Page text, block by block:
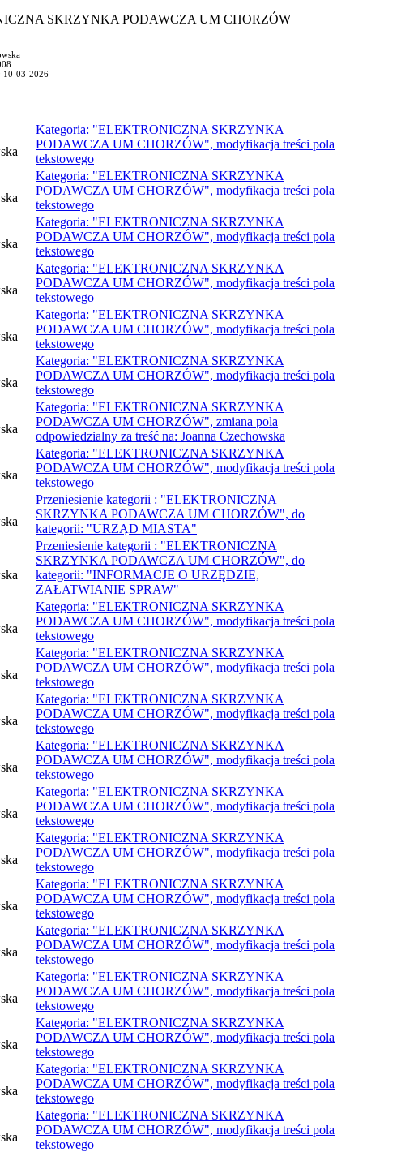
SKRZYNKA PODAWCZA UM CHORZÓW
10-03-2026
Kategoria: "ELEKTRONICZNA SKRZYNKA
PODAWCZA UM CHORZÓW", modyfikacja treści pola
tekstowego
Kategoria: "ELEKTRONICZNA SKRZYNKA
PODAWCZA UM CHORZÓW", modyfikacja treści pola
tekstowego
Kategoria: "ELEKTRONICZNA SKRZYNKA
PODAWCZA UM CHORZÓW", modyfikacja treści pola
tekstowego
Kategoria: "ELEKTRONICZNA SKRZYNKA
PODAWCZA UM CHORZÓW", modyfikacja treści pola
tekstowego
Kategoria: "ELEKTRONICZNA SKRZYNKA
PODAWCZA UM CHORZÓW", modyfikacja treści pola
tekstowego
Kategoria: "ELEKTRONICZNA SKRZYNKA
PODAWCZA UM CHORZÓW", modyfikacja treści pola
tekstowego
Kategoria: "ELEKTRONICZNA SKRZYNKA
PODAWCZA UM CHORZÓW", zmiana pola
odpowiedzialny za treść na: Joanna Czechowska
Kategoria: "ELEKTRONICZNA SKRZYNKA
PODAWCZA UM CHORZÓW", modyfikacja treści pola
tekstowego
Przeniesienie kategorii : "ELEKTRONICZNA
SKRZYNKA PODAWCZA UM CHORZÓW", do
kategorii: "URZĄD MIASTA"
Przeniesienie kategorii : "ELEKTRONICZNA
SKRZYNKA PODAWCZA UM CHORZÓW", do
kategorii: "INFORMACJE O URZĘDZIE,
ZAŁATWIANIE SPRAW"
Kategoria: "ELEKTRONICZNA SKRZYNKA
PODAWCZA UM CHORZÓW", modyfikacja treści pola
tekstowego
Kategoria: "ELEKTRONICZNA SKRZYNKA
PODAWCZA UM CHORZÓW", modyfikacja treści pola
tekstowego
Kategoria: "ELEKTRONICZNA SKRZYNKA
PODAWCZA UM CHORZÓW", modyfikacja treści pola
tekstowego
Kategoria: "ELEKTRONICZNA SKRZYNKA
PODAWCZA UM CHORZÓW", modyfikacja treści pola
tekstowego
Kategoria: "ELEKTRONICZNA SKRZYNKA
PODAWCZA UM CHORZÓW", modyfikacja treści pola
tekstowego
Kategoria: "ELEKTRONICZNA SKRZYNKA
PODAWCZA UM CHORZÓW", modyfikacja treści pola
tekstowego
Kategoria: "ELEKTRONICZNA SKRZYNKA
PODAWCZA UM CHORZÓW", modyfikacja treści pola
tekstowego
Kategoria: "ELEKTRONICZNA SKRZYNKA
PODAWCZA UM CHORZÓW", modyfikacja treści pola
tekstowego
Kategoria: "ELEKTRONICZNA SKRZYNKA
PODAWCZA UM CHORZÓW", modyfikacja treści pola
tekstowego
Kategoria: "ELEKTRONICZNA SKRZYNKA
PODAWCZA UM CHORZÓW", modyfikacja treści pola
tekstowego
Kategoria: "ELEKTRONICZNA SKRZYNKA
PODAWCZA UM CHORZÓW", modyfikacja treści pola
tekstowego
Kategoria: "ELEKTRONICZNA SKRZYNKA
PODAWCZA UM CHORZÓW", modyfikacja treści pola
tekstowego